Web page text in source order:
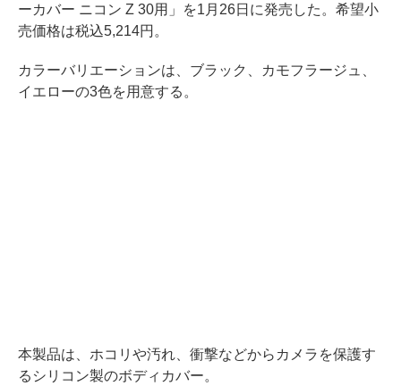
ーカバー ニコン Z 30用」を1月26日に発売した。希望小
売価格は税込5,214円。
カラーバリエーションは、ブラック、カモフラージュ、
イエローの3色を用意する。
本製品は、ホコリや汚れ、衝撃などからカメラを保護す
るシリコン製のボディカバー。